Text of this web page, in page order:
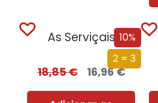
10%
2 = 3
As Serviçais
18,85€ 16,96€